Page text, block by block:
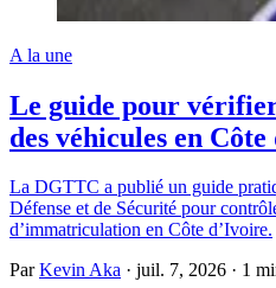
A la une
Le guide pour
des véhicules en
La DGTTC a publié un guide
Défense et de Sécurité pour
d’immatriculation en Côte d’Ivoire.
ParKevin Aka · juil. 7, 2026 · 1